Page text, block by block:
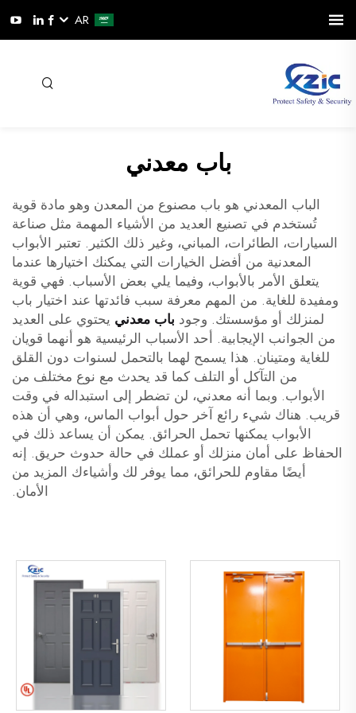
AR
باب معدني
الباب المعدني هو باب مصنوع من المعدن وهو مادة قوية
تُستخدم في تصنيع العديد من الأشياء المهمة مثل صناعة
السيارات، الطائرات، المباني، وغير ذلك الكثير. تعتبر الأبواب
المعدنية من أفضل الخيارات التي يمكنك اختيارها عندما
يتعلق الأمر بالأبواب، وفيما يلي بعض الأسباب. فهي قوية
ومفيدة للغاية. من المهم معرفة سبب فائدتها عند اختيار باب
لمنزلك أو مؤسستك. وجود باب معدني يحتوي على العديد
من الجوانب الإيجابية. أحد الأسباب الرئيسية هو أنهما قويان
للغاية ومتينان. هذا يسمح لهما بالتحمل لسنوات دون القلق
من التآكل أو التلف كما قد يحدث مع نوع مختلف من
الأبواب. وبما أنه معدني، لن تضطر إلى استبداله في وقت
قريب. هناك شيء رائع آخر حول أبواب الماس، وهي أن هذه
الأبواب يمكنها تحمل الحرائق. يمكن أن يساعد ذلك في
الحفاظ على أمان منزلك أو عملك في حالة حدوث حريق. إنه
أيضًا مقاوم للحرائق، مما يوفر لك وأشياءك المزيد من
الأمان.